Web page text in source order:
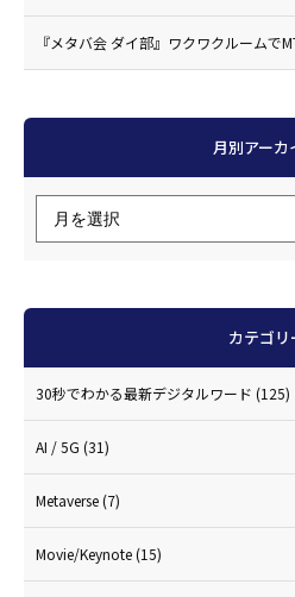
『メタバ会 ダイ部』ワクワクルームで
月別アーカ
カテゴリ
30秒でわかる最新デジタルワード (125)
AI / 5G (31)
Metaverse(7)
Movie/Keynote(15)